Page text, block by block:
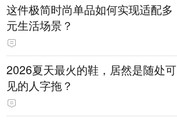
这件极简时尚单品如何实现适配多
元生活场景？
2026夏天最火的鞋，居然是随处可
见的人字拖？